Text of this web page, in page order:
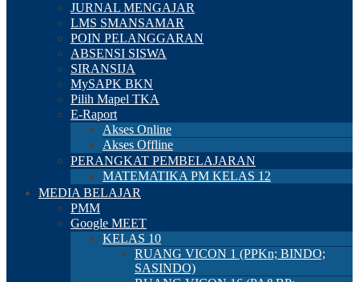
JURNAL MENGAJAR
LMS SMANSAMAR
POIN PELANGGARAN
ABSENSI SISWA
SIRANSIJA
MySAPK BKN
Pilih Mapel TKA
E-Raport
Akses Online
Akses Offline
PERANGKAT PEMBELAJARAN
MATEMATIKA PM KELAS 12
MEDIA BELAJAR
PMM
Google MEET
KELAS 10
RUANG VICON 1 (PPKn; BINDO;
SASINDO)